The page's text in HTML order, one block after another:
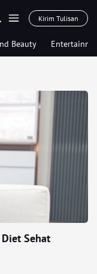
Kirim Tulisan
Beauty
Sehat